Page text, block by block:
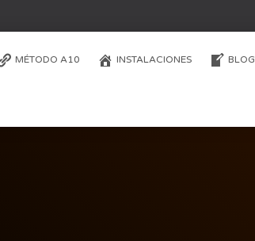
MÉTODO A10 INSTALACIONES BLOG